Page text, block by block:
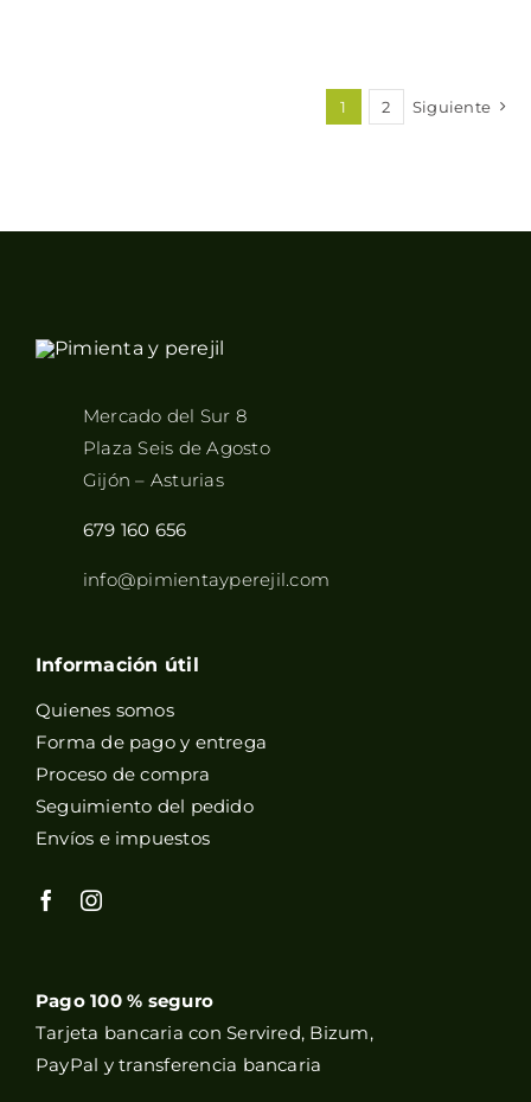
1 2 Siguiente
Mercado del Sur 8
Plaza Seis de Agosto
Gijón – Asturias
679 160 656
info@pimientayperejil.com
Información útil
Quienes somos
Forma de pago y entrega
Proceso de compra
Seguimiento del pedido
Envíos e impuestos
Pago 100 % seguro
Tarjeta bancaria con Servired, Bizum,
PayPal y transferencia bancaria